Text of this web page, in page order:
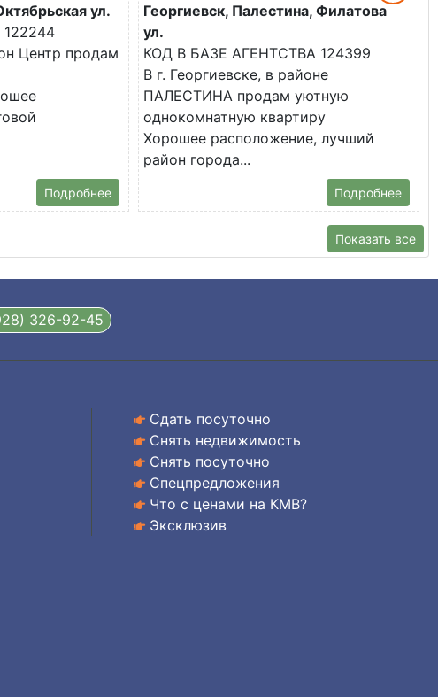
ул.
122244
Центр продам
Подробнее
Георгиевск, Палестина, Филатова
ул.
КОД В БАЗЕ АГЕНТСТВА 124399
В г. Георгиевске, в районе
ПАЛЕСТИНА продам уютную
однокомнатную квартиру
Хорошее расположение, лучший
район города...
Подробнее
Показать все
326-92-45
Сдать посуточно
Снять недвижимость
Снять посуточно
Спецпредложения
Что с ценами на КМВ?
Эксклюзив